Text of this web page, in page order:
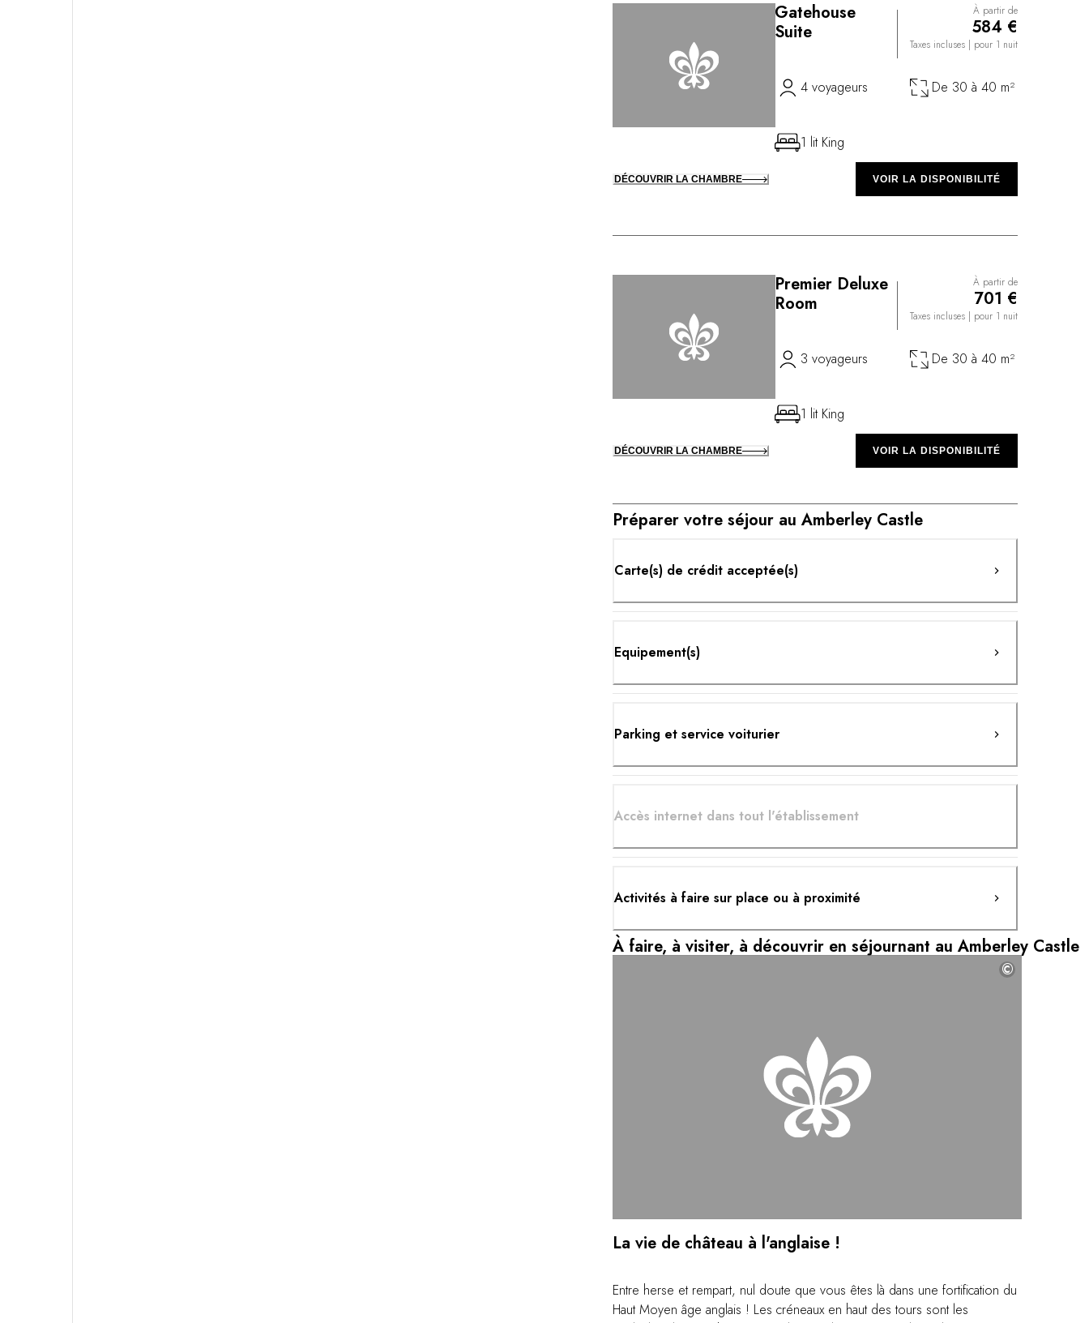
Préparer votre séjour au Amberley Castle
Carte(s) de crédit acceptée(s)
Equipement(s)
Parking et service voiturier
Accès internet dans tout l'établissement
Activités à faire sur place ou à proximité
Gatehouse
Suite
À partir de
584 €
Taxes incluses | pour 1 nuit
4 voyageurs De 30 à 40 m²
1 lit King
DÉCOUVRIR LA CHAMBRE VOIR LA DISPONIBILITÉ
Premier Deluxe
Room
À partir de
701 €
Taxes incluses | pour 1 nuit
3 voyageurs De 30 à 40 m²
1 lit King
DÉCOUVRIR LA CHAMBRE VOIR LA DISPONIBILITÉ
À faire, à visiter, à découvrir en séjournant au Amberley Castle
©
La vie de château à l'anglaise !
Entre herse et rempart, nul doute que vous êtes là dans une fortification du
Haut Moyen âge anglais ! Les créneaux en haut des tours sont les